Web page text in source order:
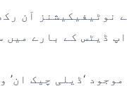
نوٹیفیکیشنز آن
ڈیٹس کے بارے میں
‘ڈیلی چیک ان’